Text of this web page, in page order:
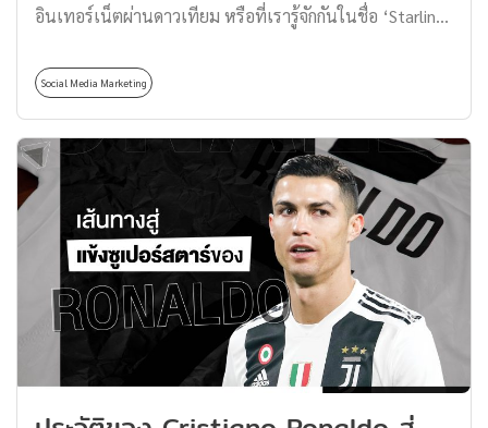
อินเทอร์เน็ตผ่านดาวเทียม หรือที่เรารู้จักกันในชื่อ ‘Starlink’
แล้ว! นี่มันอะไรกันทำไมผู้คนถึงแห่ไปอยากลองใช้ Starlink
แล้วมันต่างอะไรกับอินเทอร์เน็ตที่เราใช้กันอยู่ทุกวันนี้ เรา
ไปทำความรู้จักเจ้าเน็ตดาวเทียม Starlink กันหน่อยดีกว่าครับ
Starlink คืออะไร Starlink คือ บริการอินเทอร์เน็ตความเร็วสูง
ผ่านดาวเทียมที่เป็นหนึ่งในโปรเจกต์ หรือ Business Unit ที่
พัฒนาโดย SpaceX ของ Elon Musk ซึ่งเจ้าตัว Starlink ได้ดึง
ศักยภาพของ SpaceX มาใช้ทั้งในการติดตั้งและยิงสัญญาณ
อินเทอร์เน็ตมาจากดาวเทียม ทำให้ผู้คนทั่วโลกเข้าถึง
อินเทอร์เน็ตได้พร้อมกัน โดยไม่มีข้อจำกัดใด ๆ ทั้งสิ้น การ
ทำงานของ Starlink ก่อนที่เราจะไปถึงการทำงานของ
Starlink เราต้องเข้าใจวิธีการทำงานของอินเทอร์เน็ตใน
ปัจจุบันก่อนว่าเทคโนโลยีที่เราใช้จะเป็น Submarine Fiber
Social Media Marketing